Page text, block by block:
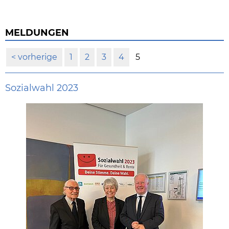
MELDUNGEN
vorherige 1 2 3 4 5
Sozialwahl 2023